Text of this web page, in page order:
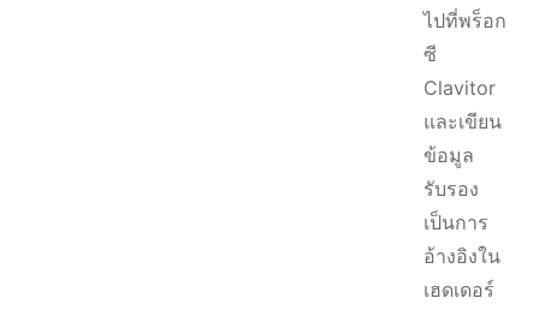
ไปที่พร็อก
ซี
Clavitor
และเขียน
ข้อมูล
รับรอง
เป็นการ
อ้างอิงใน
เฮดเดอร์